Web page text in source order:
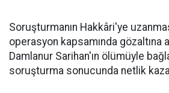
Soruşturmanın Hakkâri'ye
operasyon kapsamında gözaltına
Damlanur Sarihan'ın ölümüyle
soruşturma sonucunda netlik